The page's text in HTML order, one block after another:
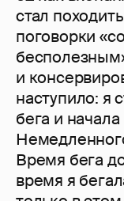
стал
поговорки
и
наступило: я
бега и
Время бега
время я